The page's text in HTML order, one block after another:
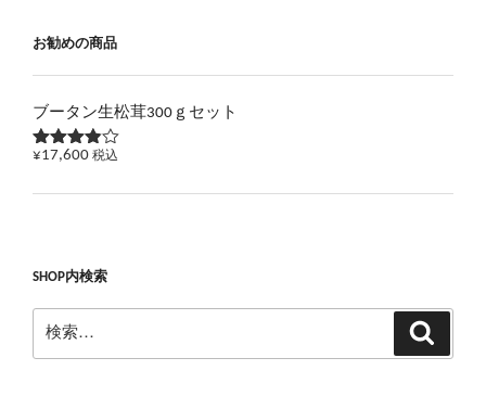
お勧めの商品
ブータン生松茸300ｇセット
5段階で
評価
¥17,600 税込
SHOP内検索